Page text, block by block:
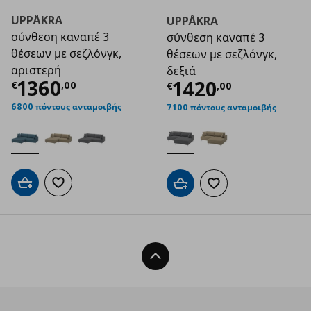
UPPÅKRA
σύνθεση καναπέ 3
θέσεων με σεζλόνγκ,
αριστερή
€1360,00
Τρέχουσα τιμή € 1360,00
6800 πόντους ανταμοιβής
Προσθήκη στο καλάθι
Προσθήκη στα αγαπημένα
UPPÅKRA
σύνθεση καναπέ 3
θέσεων με σεζλόνγκ,
δεξιά
€1420,00
Τρέχουσα
7100 πόντους ανταμοιβής
Προσθήκη στο καλάθι
Προσθήκη στα
Back To Top